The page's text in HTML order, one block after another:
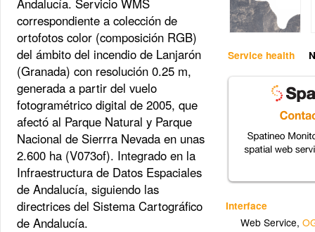
Service health
Interface
Web Service,
correspondiente a colección de
ortofotos color (composición RGB)
del ámbito del incendio de Lanjarón
(Granada) con resolución 0.25 m,
generada a partir del vuelo
fotogramétrico digital de 2005, que
afectó al Parque Natural y Parque
Nacional de Sierrra Nevada en unas
2.600 ha (V073of). Integrado en la
Infraestructura de Datos Espaciales
de Andalucía, siguiendo las
directrices del Sistema Cartográfico
de Andalucía.